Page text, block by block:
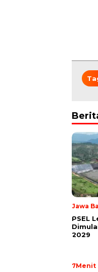
Jawa
PSEL
2029
7Menit